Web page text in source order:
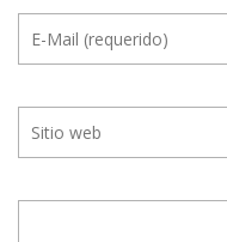
e
E
v
e